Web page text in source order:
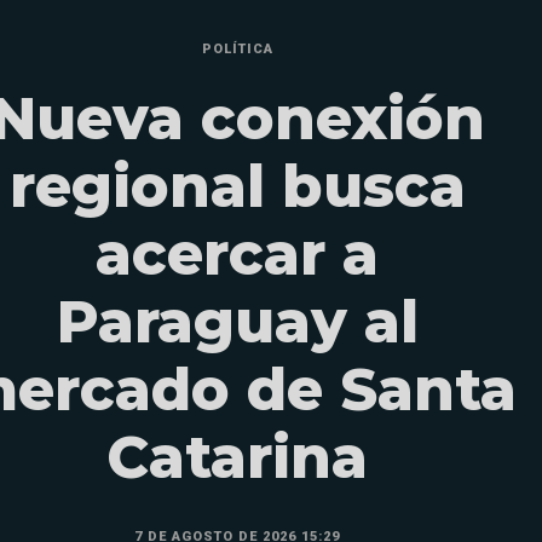
POLÍTICA
conexión
regional busca
acercar a
Paraguay al
de Santa
Catarina
7 DE AGOSTO DE 2026 15:29